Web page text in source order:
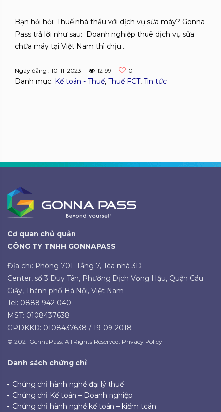
Bạn hỏi hỏi: Thuế nhà thầu với dịch vụ sửa máy? Gonna
Pass trả lời như sau: Doanh nghiệp thuê dịch vụ sửa
chữa máy tại Việt Nam thì chịu...
Ngày đăng : 10-11-2023 12199 0
Danh mục: Kế toán - Thuế, Thuế FCT, Tin tức
Cơ quan chủ quản
CÔNG TY TNHH GONNAPASS
Địa chỉ: Phòng 701, Tầng 7, Tòa nhà 3D
Center, số 3 Duy Tân, Phường Dịch Vọng Hậu, Quận Cầu
Giấy, Thành phố Hà Nội, Việt Nam
Tel: 0888 942 040
MST: 0108437638
GPDKKD: 0108437638 / 19-09-2018
© 2021 GonnaPass. All Rights Reserved. Privacy Policy
Danh sách chứng chỉ
Chứng chỉ hành nghề đại lý thuế
Chứng chỉ Kế toán – Doanh nghiệp
Chứng chỉ hành nghề kế toán – kiểm toán